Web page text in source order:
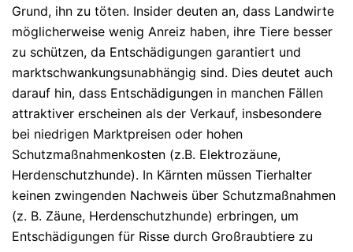
Grund, ihn zu töten. Insider deuten an, dass Landwirte
möglicherweise wenig Anreiz haben, ihre Tiere besser
zu schützen, da Entschädigungen garantiert und
marktschwankungsunabhängig sind. Dies deutet auch
darauf hin, dass Entschädigungen in manchen Fällen
attraktiver erscheinen als der Verkauf, insbesondere
bei niedrigen Marktpreisen oder hohen
Schutzmaßnahmenkosten (z.B. Elektrozäune,
Herdenschutzhunde). In Kärnten müssen Tierhalter
keinen zwingenden Nachweis über Schutzmaßnahmen
(z. B. Zäune, Herdenschutzhunde) erbringen, um
Entschädigungen für Risse durch Großraubtiere zu